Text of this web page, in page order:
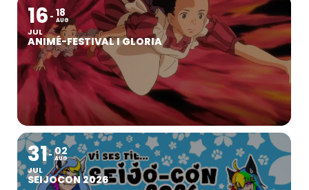
16
JUL
18
AUG
ANIMÉ-FESTIVAL I GLORIA
31
JUL
02
AUG
SEIJOCON 2026